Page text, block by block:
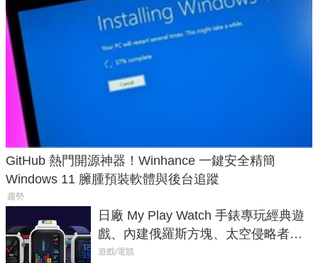
GitHub 熱門開源神器！Winhance 一鍵安全精簡
Windows 11 臃腫預裝軟體與後台追蹤
趨勢
日廠 My Play Watch 手錶專玩經典遊
戲、內建俄羅斯方塊、太空侵略者，
不過竟然不能連手機？
遊戲/電競